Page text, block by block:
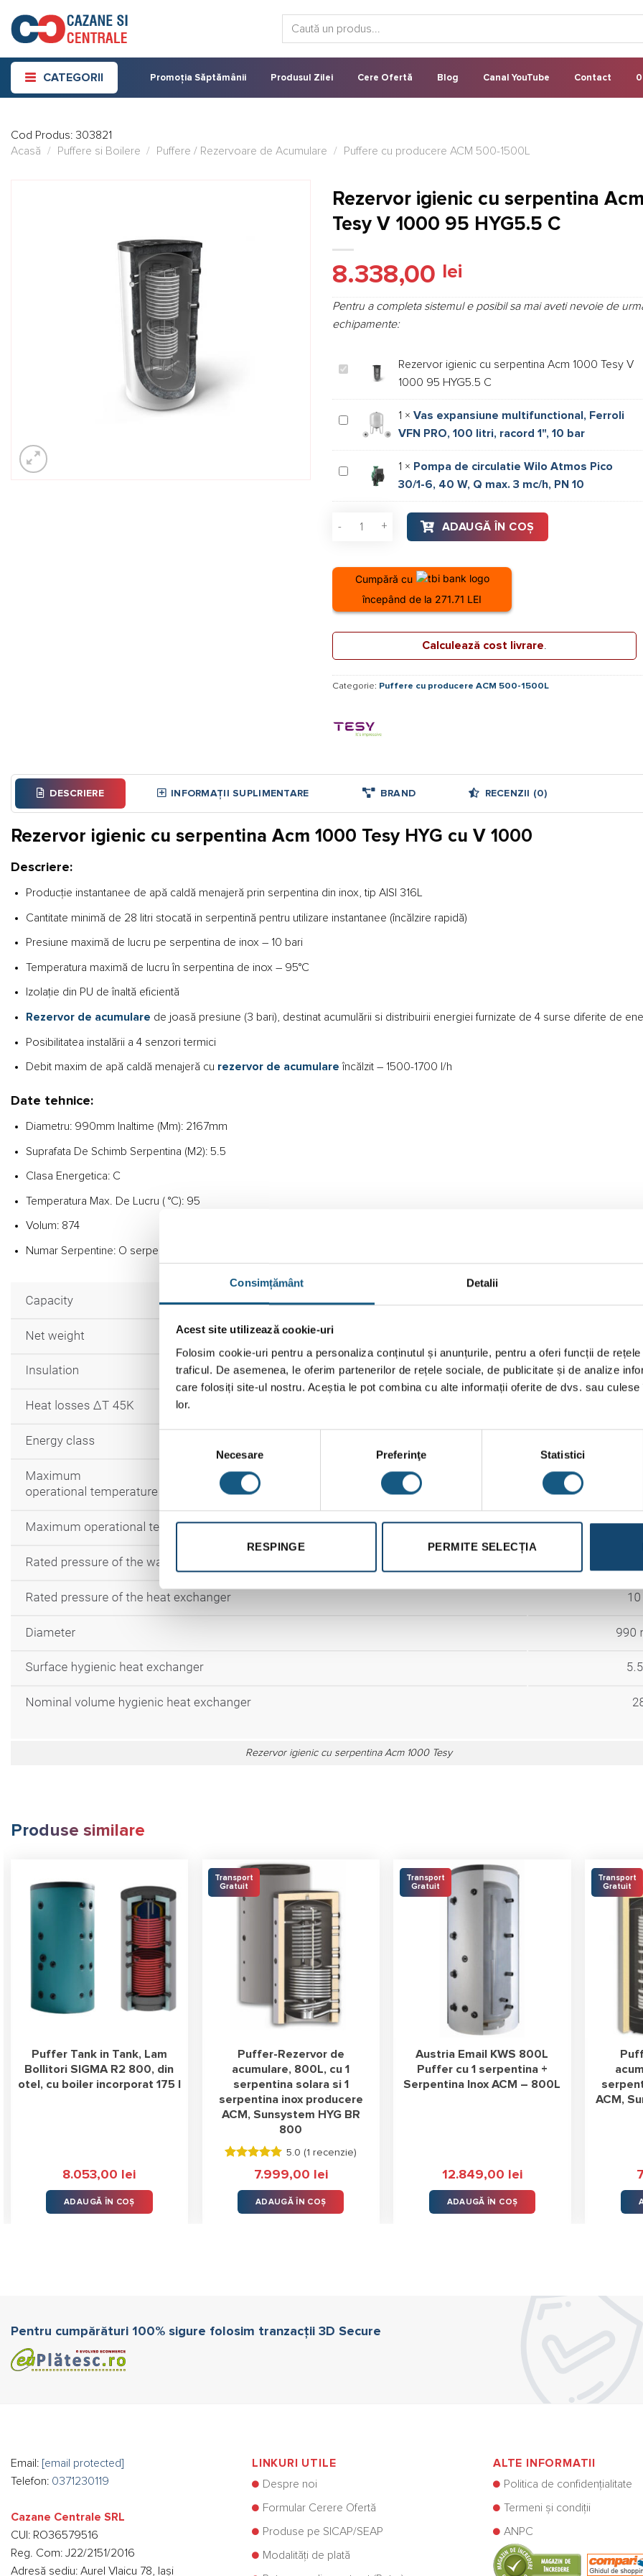
Consimțământ Detalii
Acest site utilizează cookie-uri
Folosim cookie-uri pentru a personaliza conținutul și anunțurile, pentru a oferi funcții de
traficul. De asemenea, le oferim partenerilor de rețele sociale, de publicitate și de analize
care folosiți site-ul nostru. Aceștia le pot combina cu alte informații oferite de dvs. sau
lor.
consimțământului
Necesare Preferinţe Statistici
RESPINGE PERMITE SELECȚIA
content
CATEGORII Promoția Săptămânii Produsul Zilei Cere Ofertă Blog Canal YouTube Contact
Cod Produs: 303821
Acasă
/ Puffere si Boilere / Puffere / Rezervoare de Acumulare / Puffere cu producere ACM 500-1500L
Rezervor igienic cu serpentina
Tesy V 1000 95 HYG5.5 C
8.338,00 lei
Pentru a completa sistemul e posibil sa mai aveti nevoie de
echipamente:
Rezervor
cu
serpentina
1000
Tesy
1000
Rezervor igienic cu serpentina Acm 1000 Tesy V
1000 95 HYG5.5 C
Vas
expansiune
multifunctional,
Ferroli
PRO,
1",
1 × Vas expansiune multifunctional, Ferroli
VFN PRO, 100 litri, racord 1", 10 bar
Pompa
circulatie
30/1-
mc/h,
10
1 × Pompa de circulatie Wilo Atmos Pico
30/1-6, 40 W, Q max. 3 mc/h, PN 10
Cantitate Rezervor igienic cu serpentina Acm 1000 Tesy V
ADAUGĂ ÎN COȘ
Cumpără cu
începând de la 271.71 LEI
Calculează cost livrare
Categorie: Puffere cu producere ACM 500-1500L
DESCRIERE INFORMAȚII SUPLIMENTARE BRAND RECENZII (0)
Rezervor igienic cu serpentina Acm 1000 Tesy HYG cu V 1000
Descriere:
Producţie instantanee de apă caldă menajeră prin serpentina din inox, tip AISI 316L
Cantitate minimă de 28 litri stocată in serpentină pentru utilizare instantanee (încălzire rapidă)
Presiune maximă de lucru pe serpentina de inox – 10 bari
Temperatura maximă de lucru în serpentina de inox – 95°C
Izolaţie din PU de înaltă eficientă
Rezervor de acumulare de joasă presiune (3 bari), destinat acumulării si distribuirii energiei furnizate de 4 surse diferite de
Posibilitatea instalării a 4 senzori termici
Debit maxim de apă caldă menajeră cu rezervor de acumulare încălzit – 1500-1700 l/h
Date tehnice:
Diametru: 990mm Inaltime (Mm): 2167mm
Suprafata De Schimb Serpentina (M2): 5.5
Clasa Energetica: C
Temperatura Max. De Lucru ( °C): 95
Volum: 874
Numar Serpentine: O serpentina
Rezervor igienic cu serpentina Acm 1000 Tesy
Produse similare
Puffer Tank in Tank, Lam
Bollitori SIGMA R2 800, din
otel, cu boiler incorporat 175 l
8.053,00 lei
ADAUGĂ ÎN COȘ
Transport
Gratuit
Puffer-Rezervor de
acumulare, 800L, cu 1
serpentina solara si 1
serpentina inox producere
ACM, Sunsystem HYG BR
800
Evaluat la
stele
din 5
5.0 (1 recenzie)
7.999,00 lei
ADAUGĂ ÎN COȘ
Transport
Gratuit
Austria Email KWS 800L
Puffer cu 1 serpentina +
Serpentina Inox ACM – 800L
12.849,00 lei
ADAUGĂ ÎN COȘ
Transport
Gratuit
ACM,
Pentru cumpărături 100% sigure folosim tranzacții 3D Secure
Email: [email protected]
Telefon: 0371230119
Cazane Centrale SRL
CUI: RO36579516
Reg. Com: J22/2151/2016
Adresă sediu: Aurel Vlaicu 78, Iași
LINKURI UTILE
Despre noi
Formular Cerere Ofertă
Produse pe SICAP/SEAP
Modalități de plată
ALTE INFORMATII
Politica de confidențialitate
Termeni și condiții
ANPC